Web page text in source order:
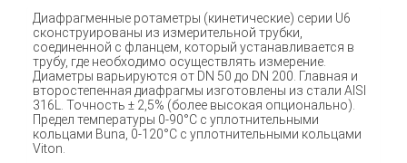
Диафрагменные ротаметры (кинетические) серии U6
сконструированы из измерительной трубки,
соединенной с фланцем, который устанавливается в
трубу, где необходимо осуществлять измерение.
Диаметры варьируются от DN 50 до DN 200. Главная и
второстепенная диафрагмы изготовлены из стали AISI
316L. Точность ± 2,5% (более высокая опционально).
Предел температуры 0-90°C с уплотнительными
кольцами Buna, 0-120°C с уплотнительными кольцами
Viton.